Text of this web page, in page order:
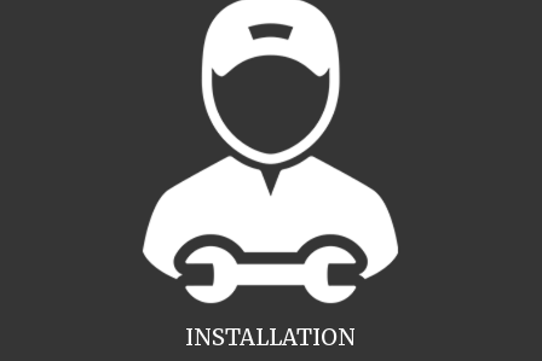
INSTALLATION